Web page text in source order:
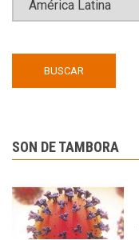
SON DE TAMBORA